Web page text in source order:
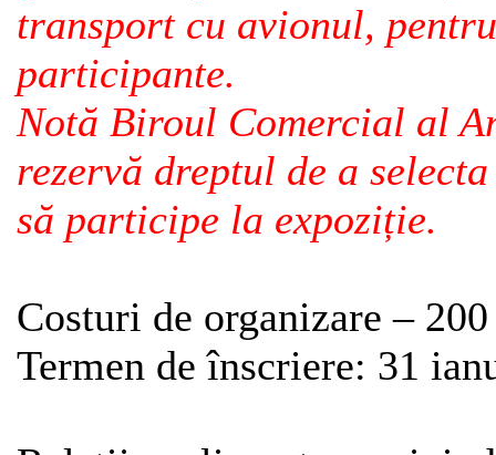
transport cu avionul,
participante.
Notă Biroul Comercial al
rezervă dreptul de a
să participe la expoziție.
Costuri de organizare –
Termen de înscriere: 31